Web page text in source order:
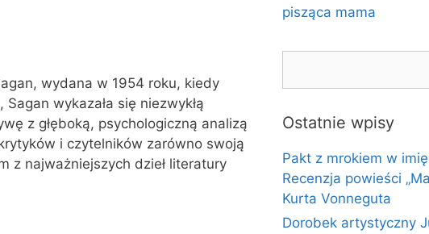
wydana w 1954 roku, kiedy
wykazała się niezwykłą
z głęboką, psychologiczną analizą
i czytelników zarówno swoją
z najważniejszych dzieł literatury
pisząca mama
Ostatnie wpisy
Pakt z mrokiem w
Recenzja powieści
Kurta Vonneguta
Dorobek artystyczny